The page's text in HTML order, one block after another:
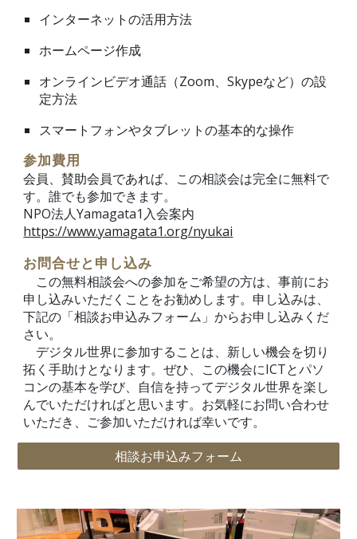
インターネットの活用方法
ホームページ作成
オンラインビデオ通話（Zoom、Skypeなど）の設
定方法
スマートフォンやタブレットの基本的な操作
参加費用
会員、賛助会員であれば、 この相談会は完全に無料で
す。誰でも参加できます。
NPO法人Yamagata1入会案内
https://www.yamagata1.org/nyukai
お問合せと申し込み
この無料相談会への参加をご希望の方は、事前にお
申し込みいただくことをお勧めします。申し込みは、
下記の「相談お申込みフォーム」からお申し込みくだ
さい。
デジタル世界に参加することは、新しい機会を切り
拓く手助けとなります。ぜひ、この機会にICTとパソ
コンの基本を学び、自信を持ってデジタル世界を楽し
んでいただければと思います。お気軽にお問い合わせ
いただき、ご参加いただければ幸いです。
相談お申込みフォーム